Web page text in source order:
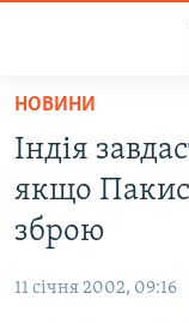
Перейти
основного
матеріалу
Перейти
до
основної
ВСЕ ЗА ДОБУ
СТАТТІ
ЕКОНОМІКА
РОСІЙСЬКА
НОВИНИ
Індія
якщо
зброю
11 січня 2002, 09:16